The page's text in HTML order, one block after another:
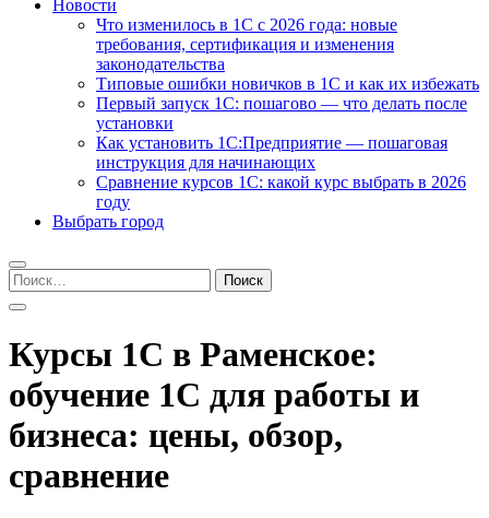
Новости
Что изменилось в 1С с 2026 года: новые
требования, сертификация и изменения
законодательства
Типовые ошибки новичков в 1С и как их избежать
Первый запуск 1С: пошагово — что делать после
установки
Как установить 1С:Предприятие — пошаговая
инструкция для начинающих
Сравнение курсов 1С: какой курс выбрать в 2026
году
Выбрать город
Найти:
Курсы 1С в Раменское:
обучение 1С для работы и
бизнеса: цены, обзор,
сравнение